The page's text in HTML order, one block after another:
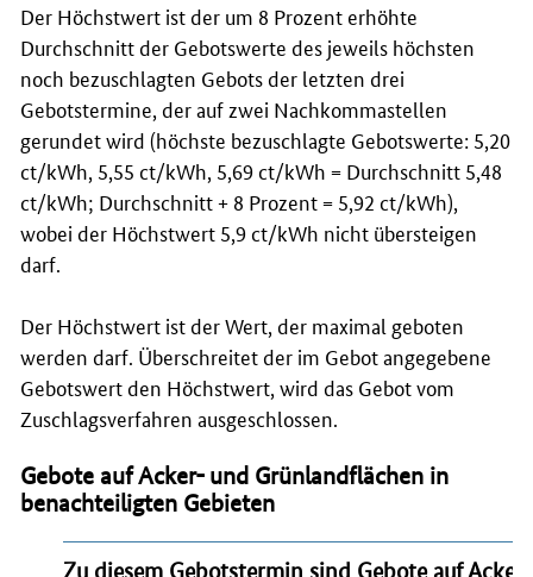
Der Höchstwert ist der um 8 Prozent erhöhte
Durchschnitt der Gebotswerte des jeweils höchsten
noch bezuschlagten Gebots der letzten drei
Gebotstermine, der auf zwei Nachkommastellen
gerundet wird (höchste bezuschlagte Gebotswerte: 5,20
ct/kWh, 5,55 ct/kWh, 5,69 ct/kWh = Durchschnitt 5,48
ct/kWh; Durchschnitt + 8 Prozent = 5,92 ct/kWh),
wobei der Höchstwert 5,9 ct/kWh nicht übersteigen
darf.
Der Höchstwert ist der Wert, der maximal geboten
werden darf. Überschreitet der im Gebot angegebene
Gebotswert den Höchstwert, wird das Gebot vom
Zuschlagsverfahren ausgeschlossen.
Gebote auf Acker- und Grünlandflächen in
benachteiligten Gebieten